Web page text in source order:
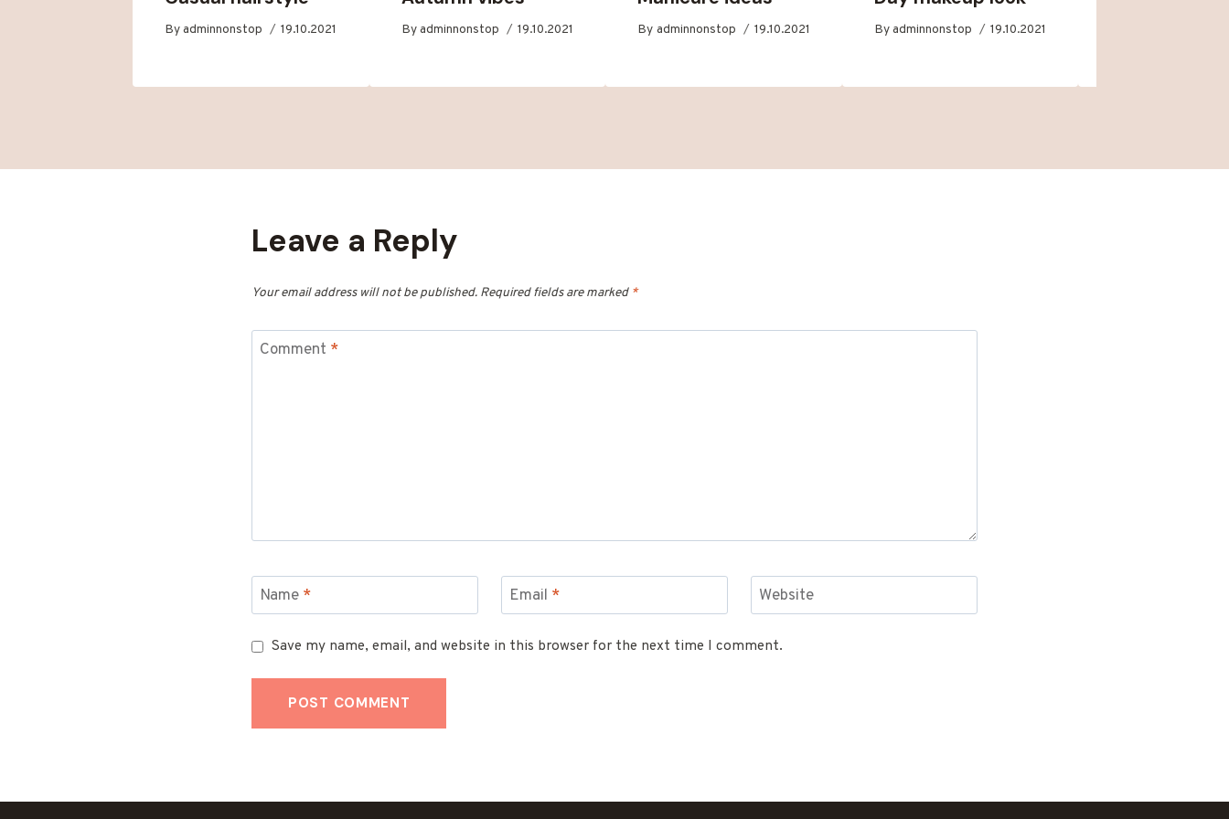
Byadminnonstop 19.10.2021 Byadminnonstop 19.10.2021 By adminnonstop 19.10.2021 Byadminnonstop 19.10.2021
Leave a Reply
Your email address will not be published. Required fields are marked *
Comment *
Name * Email * Website
Save my name, email, and website in this browser for the next time I comment.